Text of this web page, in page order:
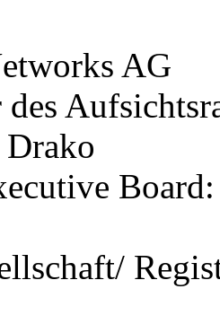
AG
des